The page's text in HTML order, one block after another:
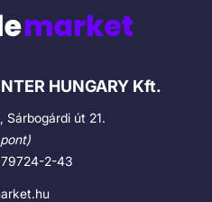
HUNGARY Kft.
Sárbogárdi út 21.
2-43